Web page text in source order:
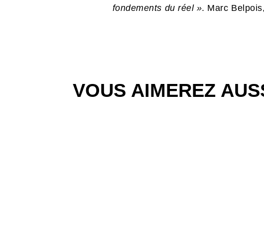
fondements du réel ». Marc Belpois,
VOUS AIMEREZ